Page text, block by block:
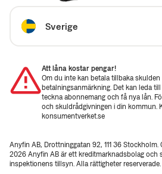
Sverige
Att låna kostar pengar!
Om du inte kan betala tillbaka skulden
betalningsanmärkning. Det kan leda
teckna abonnemang och få nya lån.
och skuldrådgivningen i din kommun.
konsumentverket.se
Anyfin AB, Drottninggatan 92, 111 36
2026 Anyfin AB är ett kreditmarknadsbolag och
inspektionens tillsyn. Alla rättigheter reserverade.